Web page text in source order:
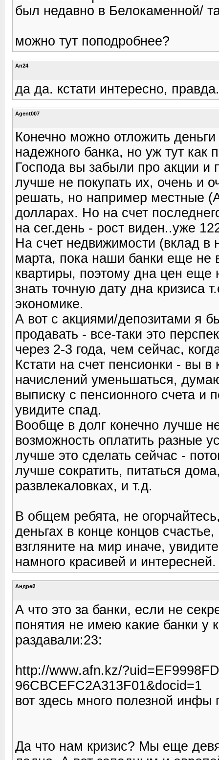
был недавно в Белокаменной/
можно тут поподробнее?
An24
да да. кстати интересно, правда.
Agent007
Конечно можно отложить
надежного банка, но уж тут как
Господа вы забыли про акции
лучше не покупать их, очень и
решать, но например местные
долларах. Но на счет
на сег.день - рост виден..уже
На счет недвижимости (вклад
марта, пока наши банки еще не
квартиры, поэтому дна цен еще
знать точную дату дна кризиса
экономике.
А вот с акциями/депозитами я
продавать - все-таки это
через 2-3 года, чем сейчас,
Кстати на счет пенсионки - вы
начислений уменьшаться,
выписку с пенсионного счета и
увидите спад.
Вообще в долг конечно лучше
возможность оплатить разные
лучше это сделать сейчас -
лучше сократить, питаться
развлекаловках, и т.д.
В общем ребята, не
деньгах в конце концов
взгляните на мир иначе,
намного красивей и интересней.
Андрей
А что это за банки, если не
понятия не имею какие банки у
раздавали:23:
http://www.afn.kz/
96CBCEFC2A313F01&docid=1
вот здесь много полезной
Да что нам кризис? Мы еще